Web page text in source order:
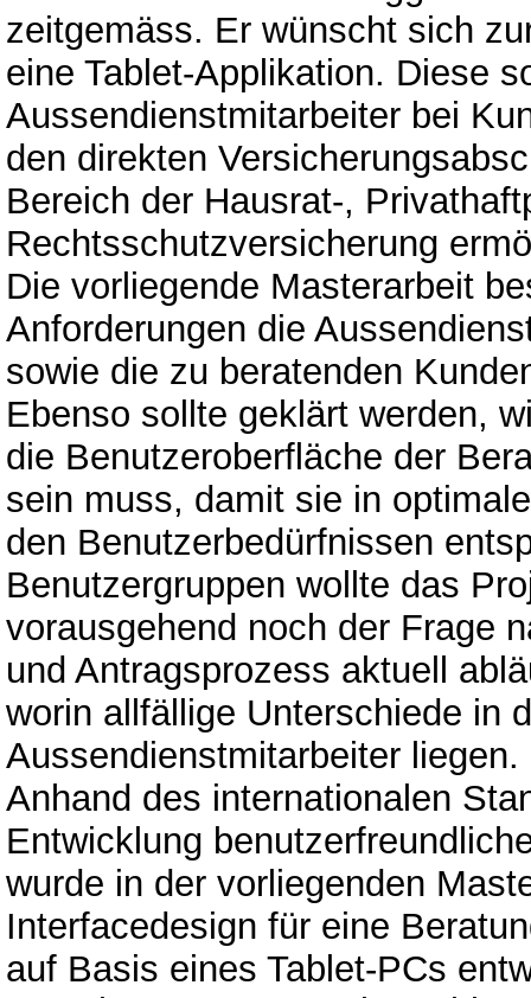
zeitgemäss. Er wünscht sich
eine Tablet-Applikation. Diese
Aussendienstmitarbeiter bei
den direkten
Bereich der Hausrat-,
Rechtsschutzversicherung
Die vorliegende Masterarbeit
Anforderungen die
sowie die zu beratenden
Ebenso sollte geklärt werden,
die Benutzeroberfläche der
sein muss, damit sie in
den Benutzerbedürfnissen
Benutzergruppen wollte das
vorausgehend noch der Frage
und Antragsprozess aktuell
worin allfällige Unterschiede in
Aussendienstmitarbeiter liegen.
Anhand des internationalen
Entwicklung
wurde in der vorliegenden
Interfacedesign für eine
auf Basis eines Tablet-PCs